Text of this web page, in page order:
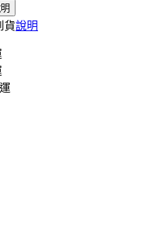
貨說明